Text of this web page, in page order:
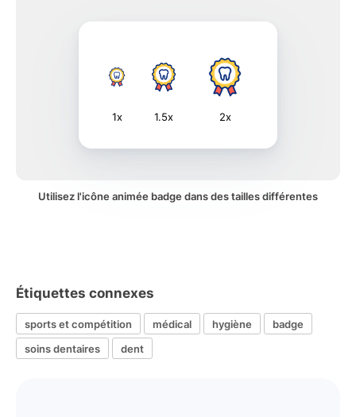
1x 1.5x 2x
Utilisez l'icône animée badge dans des tailles différentes
Étiquettes connexes
sports et compétition médical hygiène
badge
soins dentaires
dent